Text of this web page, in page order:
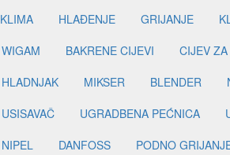
KLIMA HLAĐENJE GRIJANJE
WIGAM
BAKRENE CIJEVI CIJEV
HLADNJAK
MIKSER BLENDER
USISAVAČ
UGRADBENA PEĆNICA
NIPEL
DANFOSS PODNO